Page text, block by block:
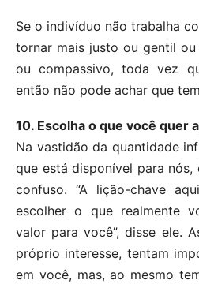
Se o indivíduo não trabalha
tornar mais justo ou gentil
ou compassivo, toda vez
então não pode achar que
10. Escolha o que você quer
Na vastidão da quantidade
que está disponível para
confuso. “A lição-chave
escolher o que realmente
valor para você”, disse ele.
próprio interesse, tentam
em você, mas, ao mesmo